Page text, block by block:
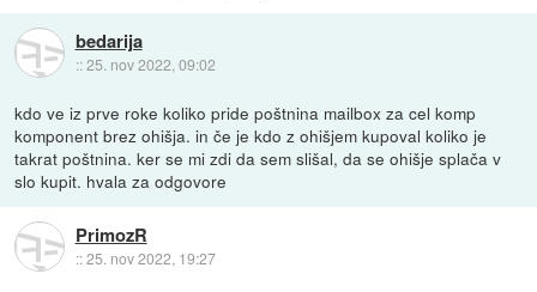
bedarija
::25. nov 2022, 09:02
kdo ve iz prve roke koliko pride poštnina mailbox za cel komp
komponent brez ohišja. in če je kdo z ohišjem kupoval koliko je
takrat poštnina. ker se mi zdi da sem slišal, da se ohišje splača v
slo kupit. hvala za odgovore
PrimozR
::25. nov 2022, 19:27